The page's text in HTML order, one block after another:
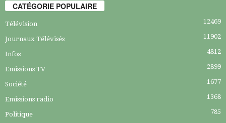
CATÉGORIE POPULAIRE
Télévision 12469
Journaux Télévisés 11902
Infos 4812
Emissions TV 2899
Société 1677
Emissions radio 1368
Politique 785